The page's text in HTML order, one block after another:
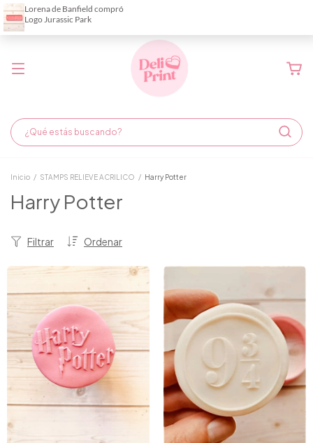
Demora de fabricación hasta 6 días hábiles
Inicio / STAMPS RELIEVE ACRILICO / Harry Potter
Harry Potter
Ordenar
Filtrar